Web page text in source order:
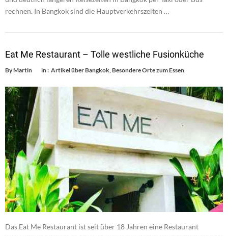
rechnen. In Bangkok sind die Hauptverkehrszeiten …
Eat Me Restaurant – Tolle westliche Fusionküche
ByMartin in : Artikel über Bangkok,Besondere Orte zum Essen
Das Eat Me Restaurant ist seit über 18 Jahren eine Restaurant